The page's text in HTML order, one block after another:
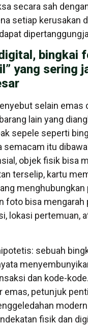
secara sah
setiap kerusakan
bingkai
yang sering
selain emas
lain yang
sepele seperti
semacam itu
objek fisik bisa
terselip, kartu
menghubungkan
foto bisa mengarah
lokasi pertemuan,
sebuah
dan kode-
emas, petunjuk
fisik dan